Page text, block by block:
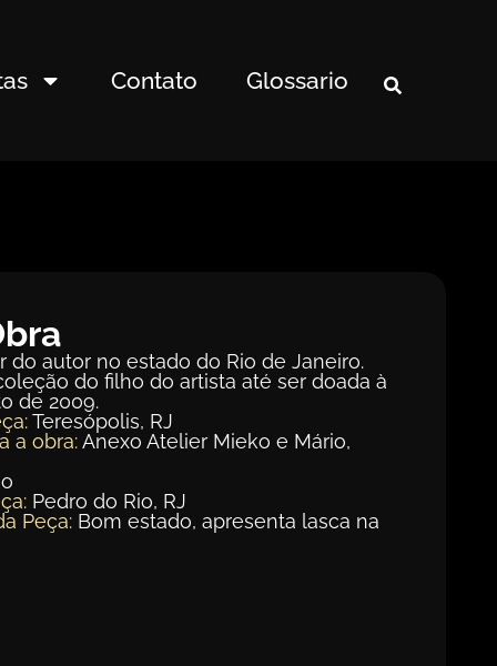
Contato Glossario
do autor no estado do Rio de Janeiro.
do filho do artista até ser doada à
de 2009.
Teresópolis, RJ
a obra:Anexo Atelier Mieko e Mário,
Pedro do Rio, RJ
Peça:Bom estado, apresenta lasca na